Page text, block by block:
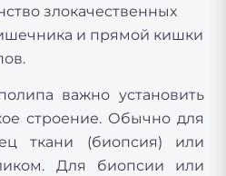
злокачественных
и прямой кишки
важно установить
строение. Обычно для
ткани (биопсия) или
Для биопсии или